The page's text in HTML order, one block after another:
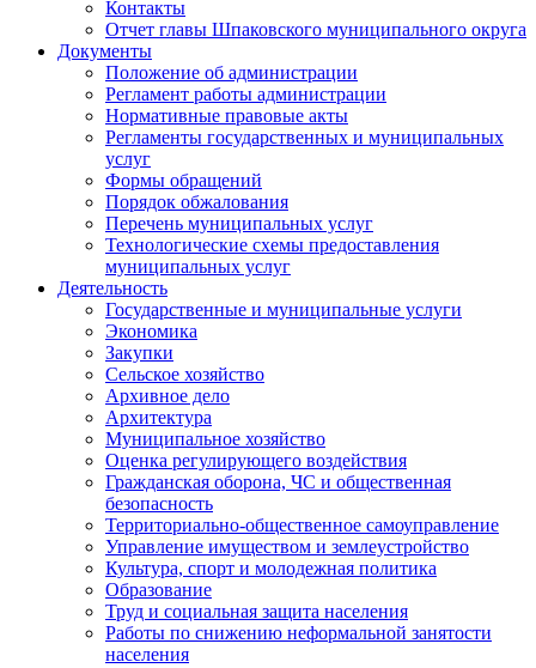
Контакты
Отчет главы Шпаковского муниципального округа
Документы
Положение об администрации
Регламент работы администрации
Нормативные правовые акты
Регламенты государственных и муниципальных
услуг
Формы обращений
Порядок обжалования
Перечень муниципальных услуг
Технологические схемы предоставления
муниципальных услуг
Деятельность
Государственные и муниципальные услуги
Экономика
Закупки
Сельское хозяйство
Архивное дело
Архитектура
Муниципальное хозяйство
Оценка регулирующего воздействия
Гражданская оборона, ЧС и общественная
безопасность
Территориально-общественное самоуправление
Управление имуществом и землеустройство
Культура, спорт и молодежная политика
Образование
Труд и социальная защита населения
Работы по снижению неформальной занятости
населения